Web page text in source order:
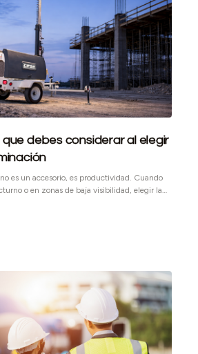
debes considerar al elegir
es un accesorio, es productividad. Cuando
o en zonas de baja visibilidad, elegir la
retrasos.